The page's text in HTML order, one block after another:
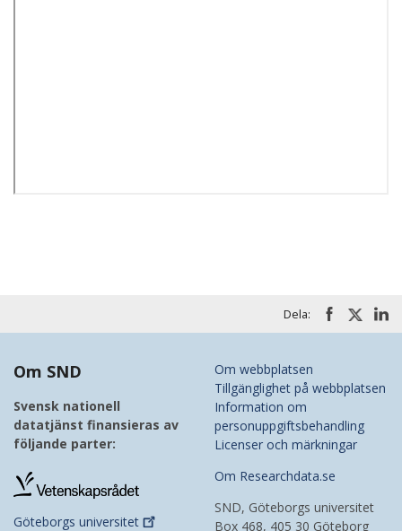
Dela:
Om SND
Svensk nationell
datatjänst finansieras av
följande parter:
Göteborgs universitet
Om webbplatsen
Tillgänglighet på webbplatsen
Information om
personuppgiftsbehandling
Licenser och märkningar
Om Researchdata.se
SND, Göteborgs universitet
Box 468, 405 30 Göteborg